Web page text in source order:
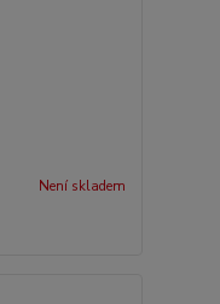
Není skladem